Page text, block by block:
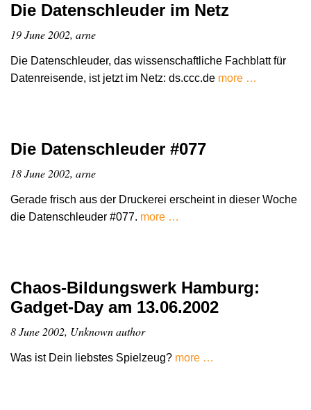
Die Datenschleuder im Netz
19 June 2002, arne
Die Datenschleuder, das wissenschaftliche Fachblatt für
Datenreisende, ist jetzt im Netz: ds.ccc.de more …
Die Datenschleuder #077
18 June 2002, arne
Gerade frisch aus der Druckerei erscheint in dieser Woche
die Datenschleuder #077. more …
Chaos-Bildungswerk Hamburg:
Gadget-Day am 13.06.2002
8 June 2002, Unknown author
Was ist Dein liebstes Spielzeug? more …